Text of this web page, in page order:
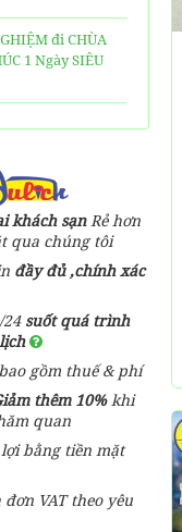
đi CHÙA
1 Ngày SIÊU
ở Sài Gòn
điểm du lịch
nhất việt nam:
được những nơi
Núi Bà Đen Tây
đi du lịch
chi tiết kèm
liên hệ
nang du lịch
tự túc từ A-Z
khách sạnRẻ hơn
qua chúng tôi
đầy đủ ,chính xác
24 suốt quá trình
gồm thuế & phí
thêm 10%khi
quan
bằng tiền mặt
VAT theo yêu